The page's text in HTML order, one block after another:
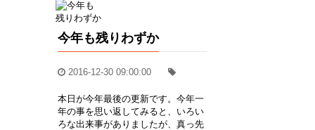
今年も残りわずか
2016-12-30 09:00:00
本日が今年最後の更新です。今年一
年の事を思い返してみると、いろい
ろな出来事がありましたが、真っ先